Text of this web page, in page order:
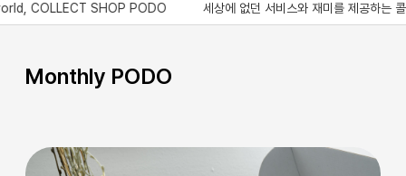
세상에 없던 서비스와 재미를 제공하는 콜렉트샵 포도,
Monthly PODO